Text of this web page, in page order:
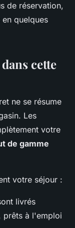
de réservation,
quelques
cette
ne se résume
Les
votre
de gamme
votre séjour :
livrés
prêts à l'emploi